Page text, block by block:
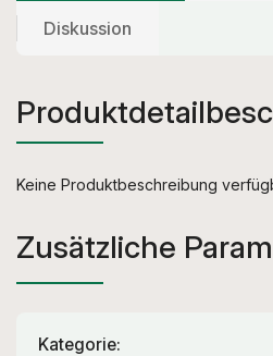
Diskussion
Keine Produktbeschreibung
Zusätzliche
Kategorie: